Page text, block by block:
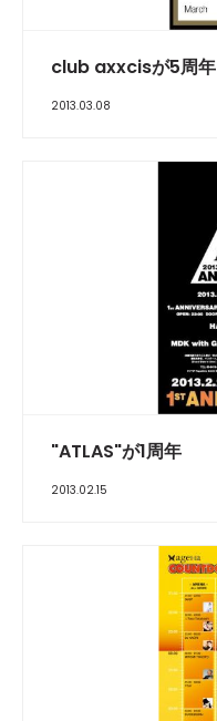
club axxcisが5周年
2013.03.08
"ATLAS"が1周年
2013.02.15